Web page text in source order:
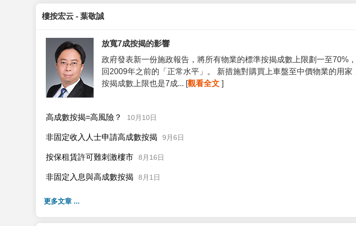
樓按宏云 - 葉敬誠
放寬7成按揭的影響
政府發表新一份施政報告，將所有物業的標準按揭成數上限劃一至70%
回2009年之前的「正常水平」。 新措施對購買上車盤至中價物業的用
按揭成數上限也是7成... [觀看全文 ]
高成數按揭=高風險？ 10月10日
非固定收入人士申請高成數按揭 9月6日
按保租賃許可難刺激樓市 8月16日
非固定入息與高成數按揭 8月1日
更多文章 ...